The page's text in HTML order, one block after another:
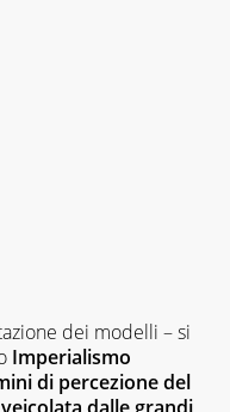
dei modelli – si
Imperialismo
di percezione del